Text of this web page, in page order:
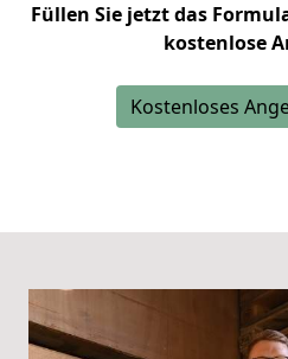
Füllen Sie jetzt das
kostenlose
Kostenloses